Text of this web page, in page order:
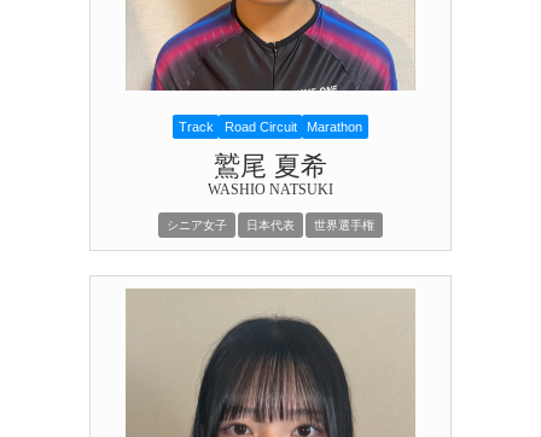
Track Road Circuit Marathon
鷲尾 夏希
WASHIO NATSUKI
シニア女子 日本代表 世界選手権